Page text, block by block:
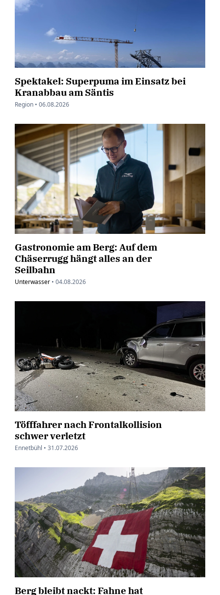
Spektakel: Superpuma im Einsatz bei
Kranabbau am Säntis
Region • 06.08.2026
Gastronomie am Berg: Auf dem
Chäserrugg hängt alles an der
Seilbahn
Unterwasser • 04.08.2026
Töfffahrer nach Frontalkollision
schwer verletzt
Ennetbühl • 31.07.2026
Berg bleibt nackt: Fahne hat